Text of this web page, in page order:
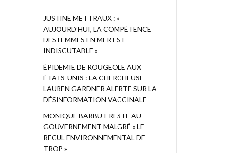
JUSTINE METTRAUX : «
AUJOURD’HUI, LA COMPÉTENCE
DES FEMMES EN MER EST
INDISCUTABLE »
ÉPIDEMIE DE ROUGEOLE AUX
ÉTATS-UNIS : LA CHERCHEUSE
LAUREN GARDNER ALERTE SUR LA
DÉSINFORMATION VACCINALE
MONIQUE BARBUT RESTE AU
GOUVERNEMENT MALGRÉ « LE
RECUL ENVIRONNEMENTAL DE
TROP »